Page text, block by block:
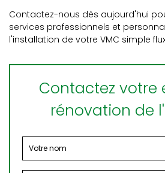
Contactez-nous dès aujourd'hui
services professionnels et
l'installation de votre VMC simple
Contactez votre
rénovation de